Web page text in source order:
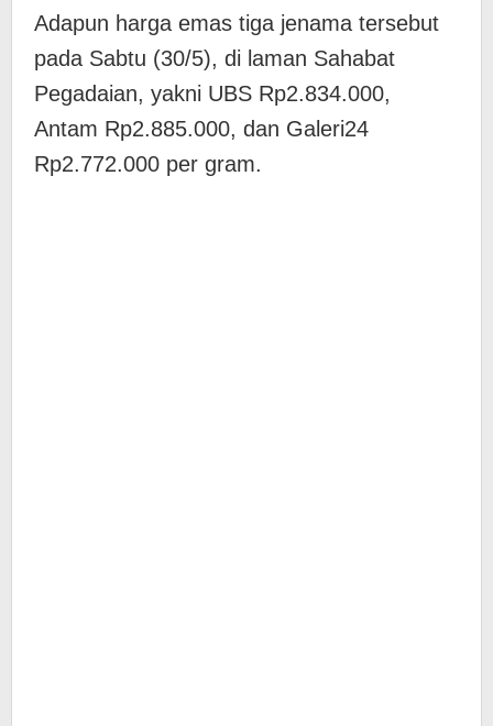
Adapun harga emas tiga jenama tersebut
pada Sabtu (30/5), di laman Sahabat
Pegadaian, yakni UBS Rp2.834.000,
Antam Rp2.885.000, dan Galeri24
Rp2.772.000 per gram.